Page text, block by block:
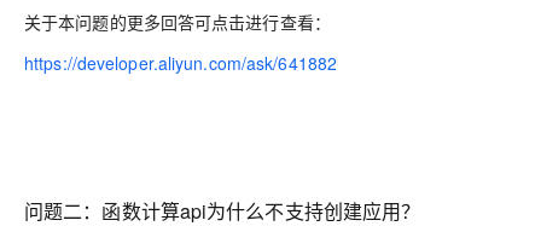
关于本问题的更多回答可点击进行查看：
https://developer.aliyun.com/ask/641882
问题二：函数计算api为什么不支持创建应用？